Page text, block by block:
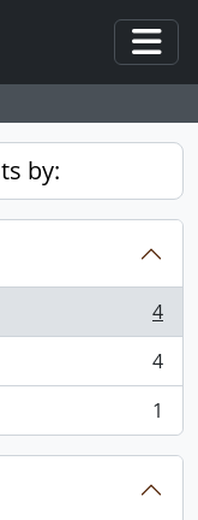
by:
4
4
1